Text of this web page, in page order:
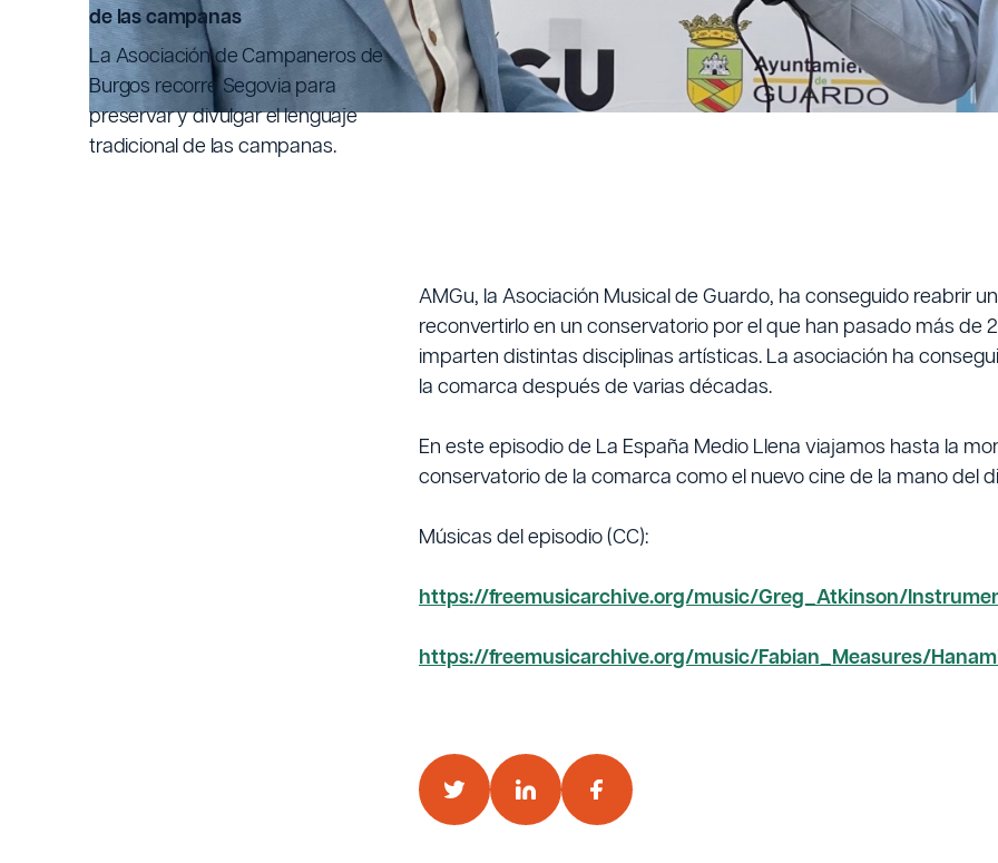
de las campanas
La Asociación de Campaneros de
Burgos recorre Segovia para
preservar y divulgar el lenguaje
tradicional de las campanas.
AMGu, la Asociación Musical de Guardo, ha conseguido reabrir
reconvertirlo en un conservatorio por el que han pasado más de
imparten distintas disciplinas artísticas. La asociación ha
la comarca después de varias décadas.
En este episodio de La España Medio Llena viajamos hasta la
conservatorio de la comarca como el nuevo cine de la mano del
Músicas del episodio (CC):
https://freemusicarchive.org/music/Greg_Atkinson/
https://freemusicarchive.org/music/Fabian_Measures/